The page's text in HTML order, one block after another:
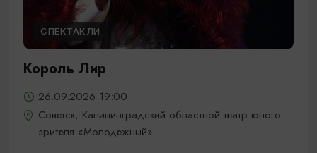
СПЕКТАКЛИ
Король Лир
26.09.2026 19:00
Советск, Калининградский областной театр юного
зрителя «Молодежный»